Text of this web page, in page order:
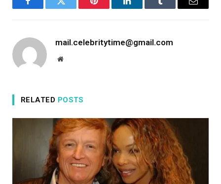
FacebookTwitter Pinterest LinkedInTumblr Email
mail.celebritytime@gmail.com
Website
RELATED POSTS